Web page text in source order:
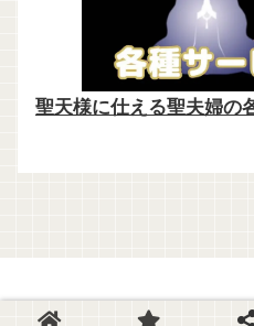
聖天様に仕える聖夫婦の